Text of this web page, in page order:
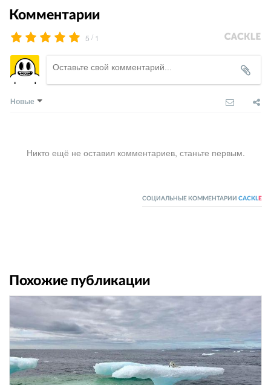
Комментарии
5 / 1
Новые
Никто ещё не оставил комментариев, станьте первым.
СОЦИАЛЬНЫЕ КОММЕНТАРИИ CACKL E
Похожие публикации